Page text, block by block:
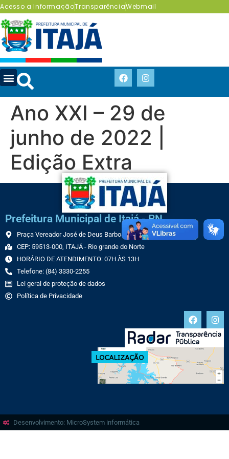
Acesso a InformaçãoTransparênciaWebmail
Ano XXI – 29 de
junho de 2022 |
Edição Extra
Prefeitura Municipal de Itajá - RN
Praça Vereador José de Deus Barbosa, 70 CENTRO
CEP: 59513-000, ITAJÁ - Rio grande do Norte
HORÁRIO DE ATENDIMENTO: 07H ÀS 13H
Telefone: (84) 3330-2255
Lei geral de proteção de dados
Política de Privacidade
Desenvolvimento: MicroSystem informática